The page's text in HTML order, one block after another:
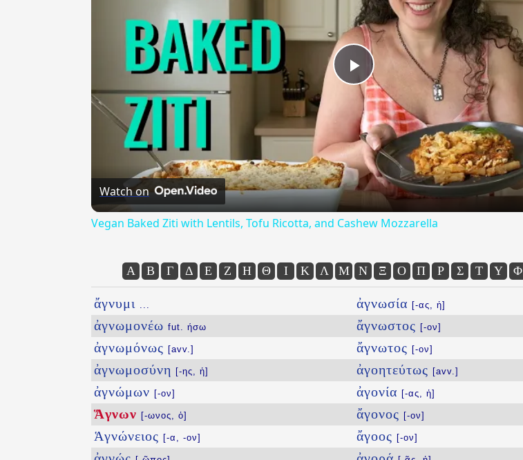
Play
Video
Watch on
Vegan Baked Ziti with Lentils, Tofu Ricotta, and Cashew Mozzarella
Α Β Γ Δ Ε Ζ Η Θ Ι Κ Λ Μ Ν Ξ Ο Π Ρ Σ Τ Υ Φ
ἄγνυμι
ἀγνωμονέω fut. ήσω
ἀγνωμόνως [avv.]
ἀγνωμοσύνη [-ης, ἡ]
ἀγνώμων [-ον]
Ἅγνων [-ωνος, ὁ]
Ἁγνώνειος [-α, -ον]
ἀγνωσία [-ας, ἡ]
ἄγνωστος [-ον]
ἄγνωτος [-ον]
ἀγοητεύτως [avv.]
ἀγονία [-ας, ἡ]
ἄγονος [-ον]
ἄγοος [-ον]